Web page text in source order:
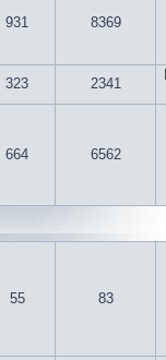
931 8369
323 2341
664 6562
55 83